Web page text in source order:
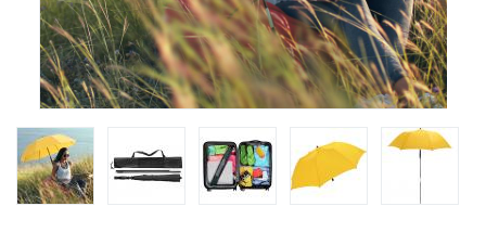
NOUVEAUTÉS
ÉCORESPONSABLE
CARRYON
L'ENTREPRISE
SERVICES